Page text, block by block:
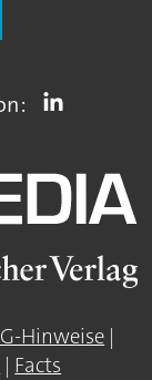
Hinweise |
| Facts